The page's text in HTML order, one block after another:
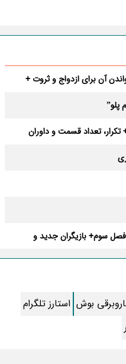
آن برای ازدواج و ثروت +
پلو”
سوم+ بازیگران جدید و
و لذیذ + آموزش تصویری
+ آموزش تصویری پنه
!
بوش استارز تلگرام